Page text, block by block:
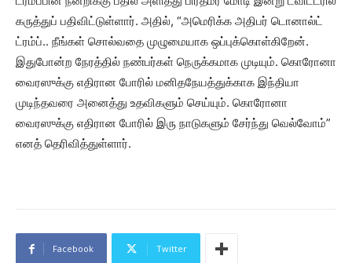
கருத்துப் பதிவிட்டுள்ளார். அதில், “அமெரிக்க அதிபர் டொனால்ட்
ட்ரம்ப்.. நீங்கள் சொல்வதை முழுமையாக ஒப்புக்கொள்கிறேன்.
இதுபோன்ற நேரத்தில் நண்பர்கள் நெருக்கமாக முடியும். கொரோனா
வைரஸுக்கு எதிரான போரில் மனிதநேயத்துக்காக இந்தியா
முடிந்தவரை அனைத்து உதவிகளும் செய்யும். கொரோனா
வைரஸுக்கு எதிரான போரில் இரு நாடுகளும் சேர்ந்து வெல்வோம்”
எனத் தெரிவித்துள்ளார்.
Facebook Twitter